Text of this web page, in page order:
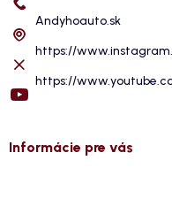
Andyhoauto.sk
https://
https://
Informácie pre vás